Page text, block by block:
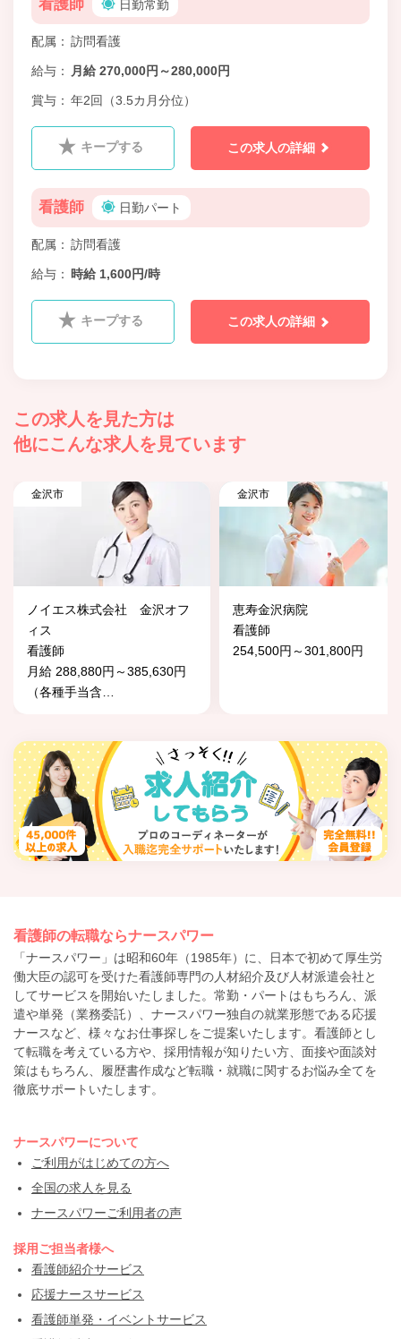
看護師 日勤常勤
配属 訪問看護
給与 月給 270,000円～280,000円
賞与 年2回（3.5カ月分位）
キープする この求人の詳細
看護師 日勤パート
配属 訪問看護
給与 時給 1,600円/時
キープする この求人の詳細
この求人を見た方は
他にこんな求人を見ています
金沢市
ノイエス株式会社 金沢オフ
ィス
看護師
月給 288,880円～385,630円
（各種手当含…
金沢市
恵寿金沢病院
看護師
254,500円～301,800円
看護師の転職ならナースパワー
「ナースパワー」は昭和60年（1985年）に、日本で初めて厚生労
働大臣の認可を受けた看護師専門の人材紹介及び人材派遣会社と
してサービスを開始いたしました。常勤・パートはもちろん、派
遣や単発（業務委託）、ナースパワー独自の就業形態である応援
ナースなど、様々なお仕事探しをご提案いたします。看護師とし
て転職を考えている方や、採用情報が知りたい方、面接や面談対
策はもちろん、履歴書作成など転職・就職に関するお悩み全てを
徹底サポートいたします。
ナースパワーについて
ご利用がはじめての方へ
全国の求人を見る
ナースパワーご利用者の声
採用ご担当者様へ
看護師紹介サービス
応援ナースサービス
看護師単発・イベントサービス